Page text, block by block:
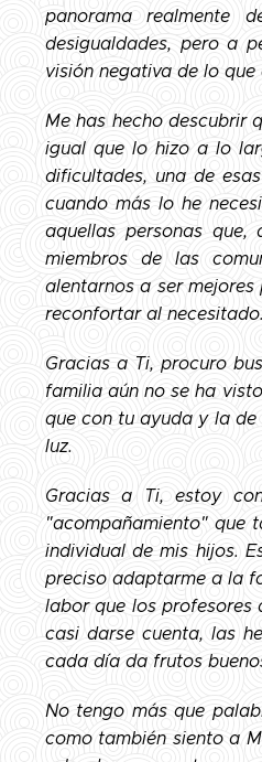
panorama realmente
desigualdades, pero a
visión negativa de lo
Me has hecho descubrir
igual que lo hizo a lo
dificultades, una de
cuando más lo he
aquellas personas
miembros de las
alentarnos a ser
reconfortar al necesitado.
Gracias a Ti, procuro
familia aún no se ha
que con tu ayuda y la de
luz.
Gracias a Ti, estoy
"acompañamiento" que
individual de mis hijos.
preciso adaptarme a la
labor que los profesores
casi darse cuenta, las
cada día da frutos
No tengo más que
como también siento a